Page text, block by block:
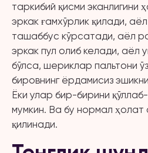
таркибий қисми эканлигини
эркак ғамхўрлик қилади,
ташаббус кўрсатади, аёл
эркак пул олиб келади, аёл
бўлса, шериклар пальтони
бировнинг ёрдамисиз
Ёки улар бир-бирини
мумкин. Ва бу нормал ҳолат
қилинади.